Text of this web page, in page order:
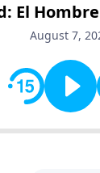
El
August 7,